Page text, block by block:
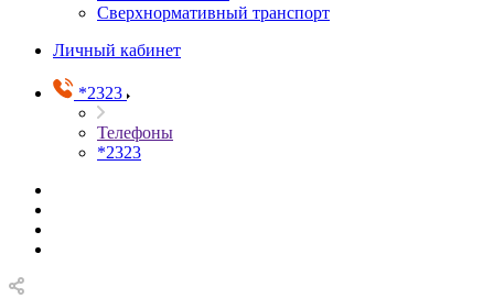
Сверхнормативный транспорт
Личный кабинет
*2323
Телефоны
*2323